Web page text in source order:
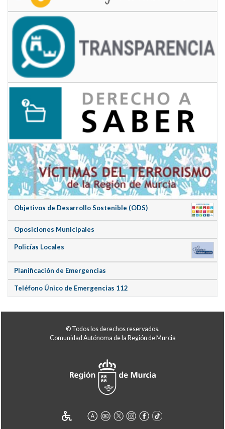
Objetivos de Desarrollo Sostenible (ODS)
Oposiciones Municipales
Policías Locales
Planificación de Emergencias
Teléfono Único de Emergencias 112
© Todos los derechos reservados.
Comunidad Autónoma de la Región de Murcia